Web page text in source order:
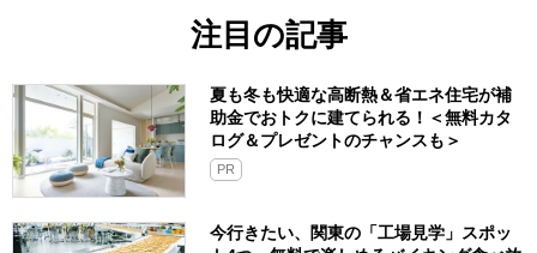
注目の記事
夏も冬も快適な高断熱＆省エネ住宅が補
助金でおトクに建てられる！＜無料カタ
ログ＆プレゼントのチャンスも＞
PR
今行きたい、関東の「工場見学」スポッ